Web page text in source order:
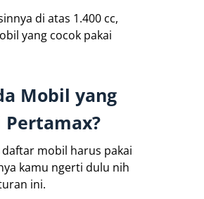
di atas 1.400 cc,
yang cocok pakai
Mobil yang
Pertamax?
mobil harus pakai
kamu ngerti dulu nih
ini.